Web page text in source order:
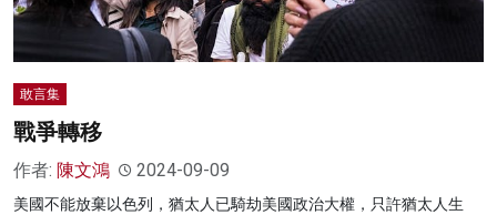
敢言集
戰爭轉移
作者: 陳文鴻 2024-09-09
美國不能放棄以色列，猶太人已騎劫美國政治大權，只許猶太人生